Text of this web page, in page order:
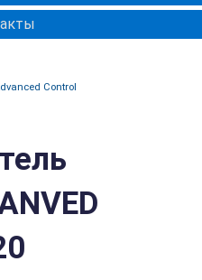
Control